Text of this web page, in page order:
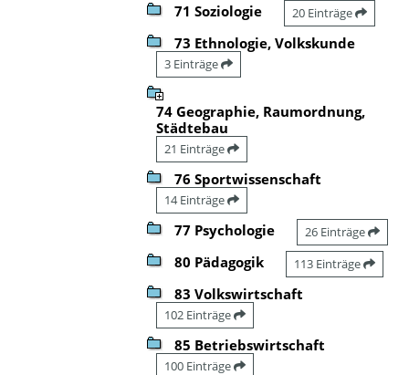
71 Soziologie 20 Einträge
73 Ethnologie, Volkskunde
3 Einträge
74 Geographie, Raumordnung,
Städtebau
21 Einträge
76 Sportwissenschaft
14 Einträge
77 Psychologie 26 Einträge
80 Pädagogik 113 Einträge
83 Volkswirtschaft
102 Einträge
85 Betriebswirtschaft
100 Einträge